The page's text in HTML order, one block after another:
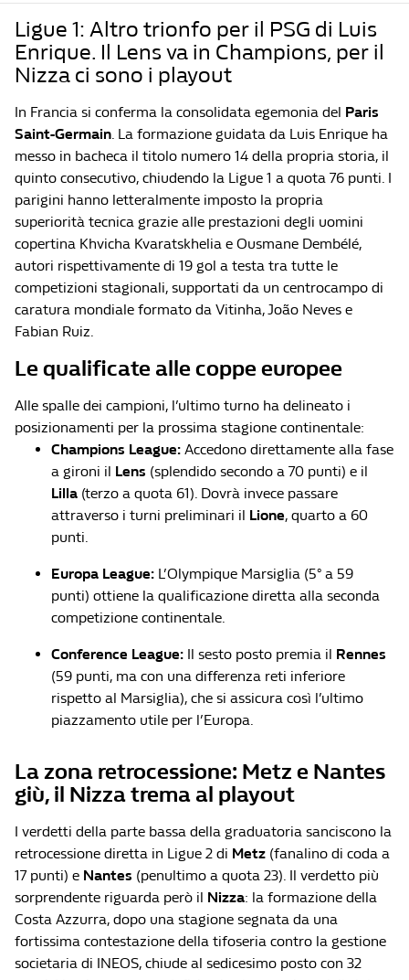
Ligue 1: Altro trionfo per il PSG di Luis
Enrique. Il Lens va in Champions, per il
Nizza ci sono i playout
In Francia si conferma la consolidata egemonia del Paris
Saint-Germain. La formazione guidata da Luis Enrique ha
messo in bacheca il titolo numero 14 della propria storia, il
quinto consecutivo, chiudendo la Ligue 1 a quota 76 punti. I
parigini hanno letteralmente imposto la propria
superiorità tecnica grazie alle prestazioni degli uomini
copertina Khvicha Kvaratskhelia e Ousmane Dembélé,
autori rispettivamente di 19 gol a testa tra tutte le
competizioni stagionali, supportati da un centrocampo di
caratura mondiale formato da Vitinha, João Neves e
Fabian Ruiz.
Le qualificate alle coppe europee
Alle spalle dei campioni, l’ultimo turno ha delineato i
posizionamenti per la prossima stagione continentale:
Champions League: Accedono direttamente alla fase
a gironi il Lens (splendido secondo a 70 punti) e il
Lilla (terzo a quota 61). Dovrà invece passare
attraverso i turni preliminari il Lione, quarto a 60
punti.
Europa League: L’Olympique Marsiglia (5° a 59
punti) ottiene la qualificazione diretta alla seconda
competizione continentale.
Conference League: Il sesto posto premia il Rennes
(59 punti, ma con una differenza reti inferiore
rispetto al Marsiglia), che si assicura così l’ultimo
piazzamento utile per l’Europa.
La zona retrocessione: Metz e Nantes
giù, il Nizza trema al playout
I verdetti della parte bassa della graduatoria sanciscono la
retrocessione diretta in Ligue 2 di Metz (fanalino di coda a
17 punti) e Nantes (penultimo a quota 23). Il verdetto più
sorprendente riguarda però il Nizza: la formazione della
Costa Azzurra, dopo una stagione segnata da una
fortissima contestazione della tifoseria contro la gestione
societaria di INEOS, chiude al sedicesimo posto con 32